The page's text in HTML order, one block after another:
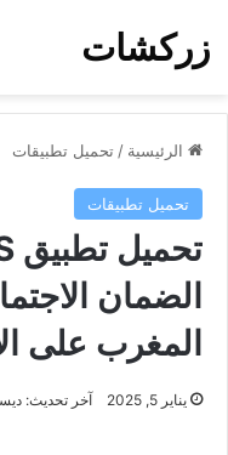
زركشات
الرئيسية / تحميل تطبيقات
تحميل تطبيقات
الضمان
المغرب على
يناير 5, 2025 آخر تحديث: ديسمبر